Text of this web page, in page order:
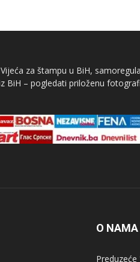
za štampu u BiH,
BiH – pogledati priloženu
O NAMA